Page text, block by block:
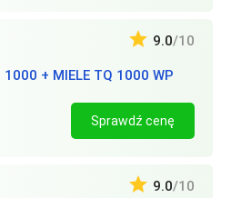
1000 + MIELE TQ 1000 WP
9.0/10
Sprawdź cenę
9.0/10